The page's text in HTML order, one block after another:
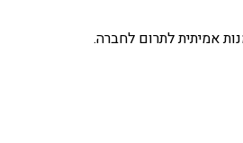
אמיתית לתרום לחברה.